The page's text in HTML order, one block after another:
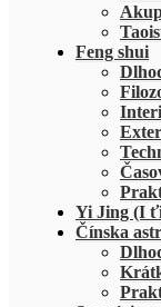
Feng shui
Yi Jing (I
Čínska